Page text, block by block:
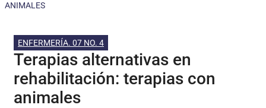
ANIMALES
ENFERMERÍA. 07 NO. 4
Terapias alternativas en
rehabilitación: terapias con
animales